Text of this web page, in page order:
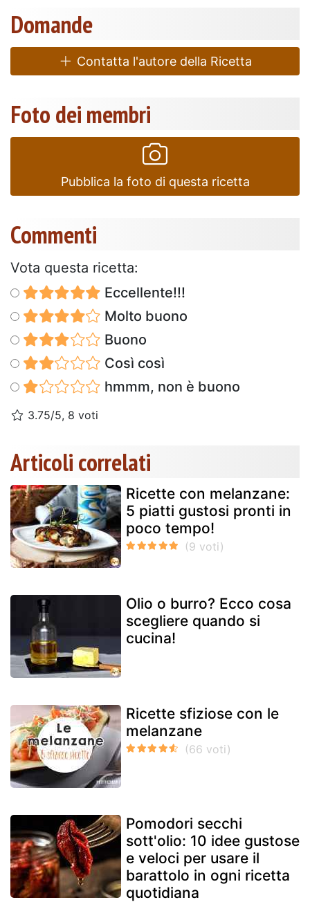
Domande
Contatta l'autore della Ricetta
Foto dei membri
Pubblica la foto di questa ricetta
Commenti
Vota questa ricetta:
Eccellente!!!
Molto buono
Buono
Così così
hmmm, non è buono
3.75/5, 8 voti
Articoli correlati
Ricette con melanzane:
5 piatti gustosi pronti in
poco tempo!
Olio o burro? Ecco cosa
scegliere quando si
cucina!
Ricette sfiziose con le
melanzane
Pomodori secchi
sott'olio: 10 idee gustose
e veloci per usare il
barattolo in ogni ricetta
quotidiana